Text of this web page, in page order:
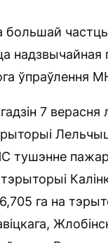
большай
ўпраўлення
7
тушэнне
га на